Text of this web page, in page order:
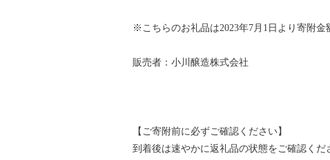
※こちらのお礼品は2023年7月1日より寄附金
販売者：小川醸造株式会社
【ご寄附前に必ずご確認ください】
到着後は速やかに返礼品の状態をご確認くだ